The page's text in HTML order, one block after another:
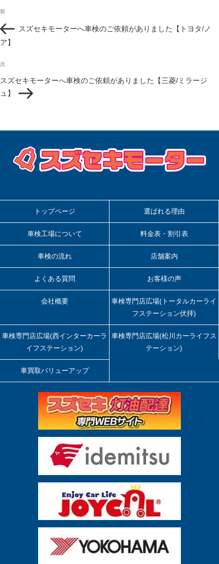
稿
ナ
ビ
ゲ
シ
ン
過
の
投
前
スズセキモーターへ車検のご依頼がありました【トヨタ/ノ
ア】
次
投
稿
次
スズセキモーターへ車検のご依頼がありました【三菱/ミラージ
ュ】
トップページ 選ばれる理由
車検工場について 料金表・割引表
車検の流れ 店舗案内
よくある質問 お客様の声
会社概要
車検専門店広場(トータルカーライ
フステーション伏拝)
車検専門店広場(西インターカーラ
イフステーション)
車検専門店広場(松川カーライフス
テーション)
車買取バリューアップ